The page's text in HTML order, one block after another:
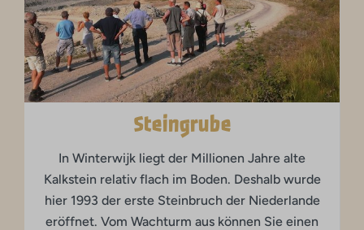
Steingrube
In Winterwijk liegt der Millionen Jahre alte
Kalkstein relativ flach im Boden. Deshalb wurde
hier 1993 der erste Steinbruch der Niederlande
eröffnet. Vom Wachturm aus können Sie einen